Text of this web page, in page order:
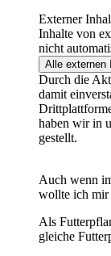
Externer
Inhalte von
nicht
Alle externen
Durch die
damit
haben wir in
gestellt.
Auch wenn
wollte ich mir
Als
gleiche